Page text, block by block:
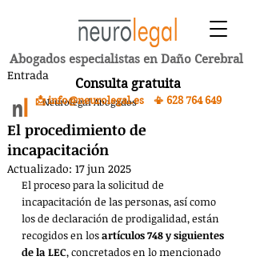
Abogados especialistas en Daño Cerebral
Consulta gratuita
📩 info@neurolegal.es 📳 628 764 649
Entrada
El procedimiento de
incapacitación
Neurolegal Abogados
Actualizado: 17 jun 2025
El proceso para la solicitud de
incapacitación de las personas, así como
los de declaración de prodigalidad, están
recogidos en los artículos 748 y siguientes
de la LEC, concretados en lo mencionado